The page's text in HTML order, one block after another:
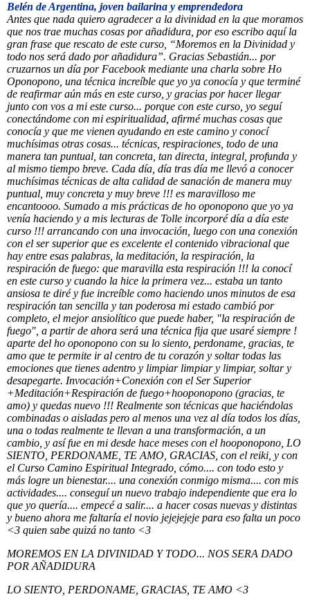
Belén de Argentina, joven bailarina y emprendedora
Antes que nada quiero agradecer a la divinidad en la que moramos
que nos trae muchas cosas por añadidura, por eso escribo aquí la
gran frase que rescato de este curso, “Moremos en la Divinidad y
todo nos será dado por añadidura”. Gracias Sebastián... por
cruzarnos un día por Facebook mediante una charla sobre Ho
Oponopono, una técnica increíble que yo ya conocía y que terminé
de reafirmar aún más en este curso, y gracias por hacer llegar
junto con vos a mi este curso... porque con este curso, yo seguí
conectándome con mi espiritualidad, afirmé muchas cosas que
conocía y que me vienen ayudando en este camino y conocí
muchísimas otras cosas... técnicas, respiraciones, todo de una
manera tan puntual, tan concreta, tan directa, integral, profunda y
al mismo tiempo breve. Cada día, día tras día me llevó a conocer
muchísimas técnicas de alta calidad de sanación de manera muy
puntual, muy concreta y muy breve !!! es maravilloso me
encantoooo. Sumado a mis prácticas de ho oponopono que yo ya
venía haciendo y a mis lecturas de Tolle incorporé día a día este
curso !!! arrancando con una invocación, luego con una conexión
con el ser superior que es excelente el contenido vibracional que
hay entre esas palabras, la meditación, la respiración, la
respiración de fuego: que maravilla esta respiración !!! la conocí
en este curso y cuando la hice la primera vez... estaba un tanto
ansiosa te diré y fue increíble como haciendo unos minutos de esa
respiración tan sencilla y tan poderosa mi estado cambió por
completo, el mejor ansiolítico que puede haber, "la respiración de
fuego", a partir de ahora será una técnica fija que usaré siempre !
aparte del ho oponopono con su lo siento, perdoname, gracias, te
amo que te permite ir al centro de tu corazón y soltar todas las
emociones que tienes adentro y limpiar limpiar y limpiar, soltar y
desapegarte. Invocación+Conexión con el Ser Superior
+Meditación+Respiración de fuego+hooponopono (gracias, te
amo) y quedas nuevo !!! Realmente son técnicas que haciéndolas
combinadas o aisladas pero al menos una vez al día todos los días,
una o todas realmente te llevan a una transformación, a un
cambio, y así fue en mi desde hace meses con el hooponopono, LO
SIENTO, PERDONAME, TE AMO, GRACIAS, con el reiki, y con
el Curso Camino Espiritual Integrado, cómo.... con todo esto y
más logre un bienestar.... una conexión conmigo misma.... con mis
actividades.... conseguí un nuevo trabajo independiente que era lo
que yo quería.... empecé a salir.... a hacer cosas nuevas y distintas
y bueno ahora me faltaría el novio jejejejeje para eso falta un poco
<3 quien sabe quizá no tanto <3
MOREMOS EN LA DIVINIDAD Y TODO... NOS SERA DADO
POR AÑADIDURA
LO SIENTO, PERDONAME, GRACIAS, TE AMO <3